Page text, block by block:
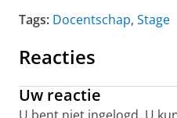
Tags: Docentschap, Stage
Reacties
Uw reactie
U bent niet ingelogd. U